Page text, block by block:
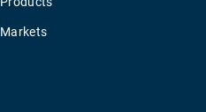
Markets